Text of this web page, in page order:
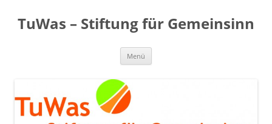
springen
TuWas – Stiftung für Gemeinsinn
Menü